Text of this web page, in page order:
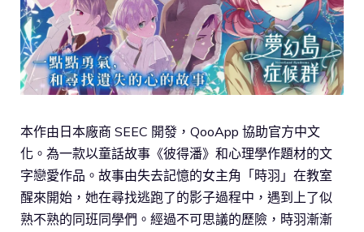
本作由日本廠商 SEEC 開發，QooApp 協助官方中文
化。為一款以童話故事《彼得潘》和心理學作題材的文
字戀愛作品。故事由失去記憶的女主角「時羽」在教室
醒來開始，她在尋找逃跑了的影子過程中，遇到上了似
熟不熟的同班同學們。經過不可思議的歷險，時羽漸漸